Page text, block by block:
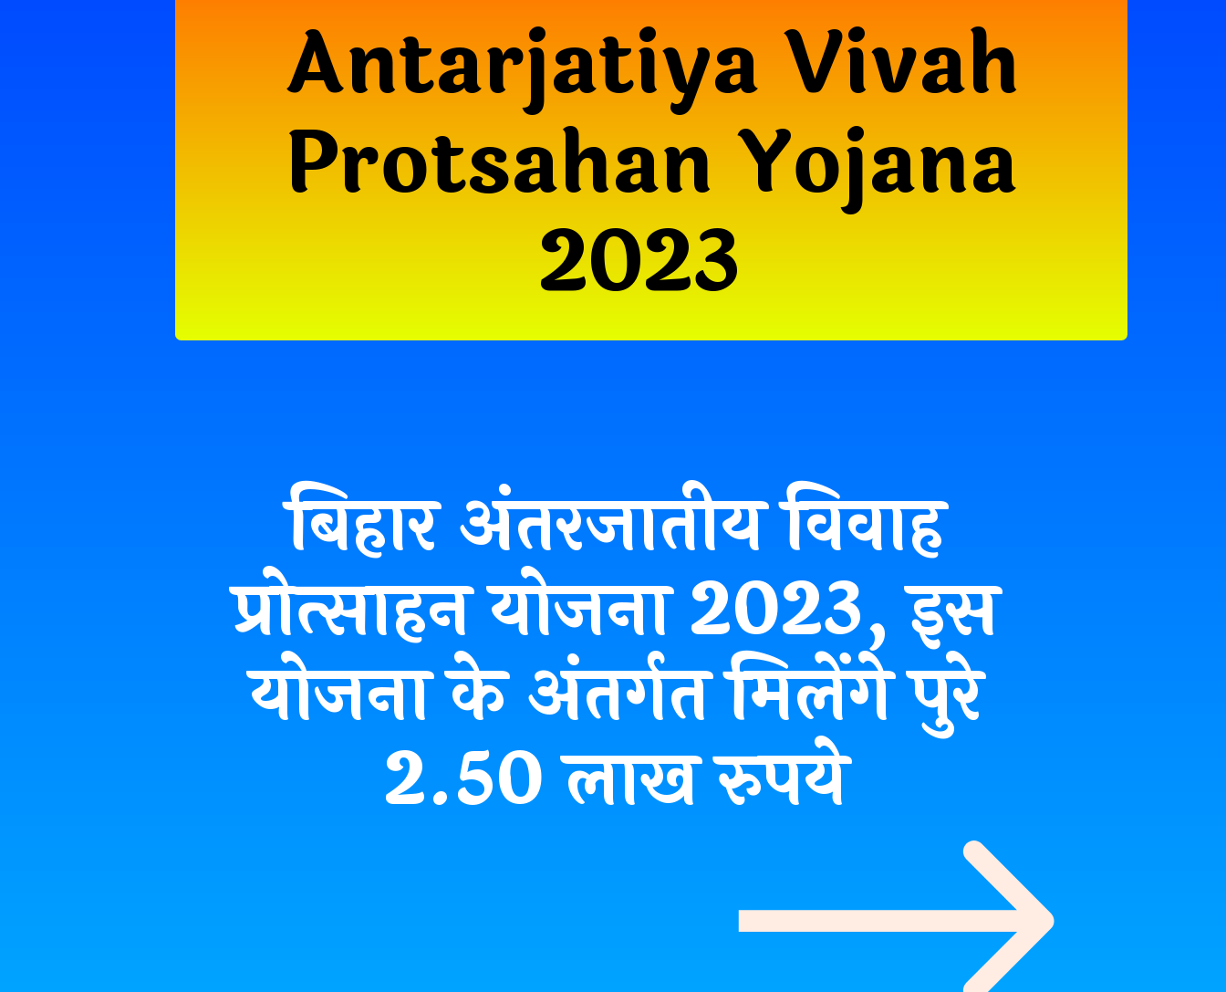
Antarjatiya Vivah
Protsahan Yojana
2023
बिहार अंतरजातीय विवाह
प्रोत्साहन योजना 2023, इस
योजना के अंतर्गत मिलेंगे पुरे
2.50 लाख रुपये